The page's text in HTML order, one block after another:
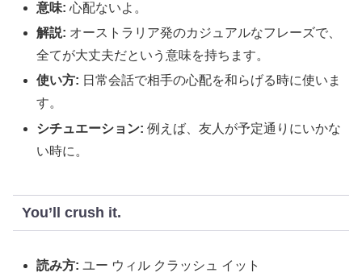
意味: 心配ないよ。
解説: オーストラリア発のカジュアルなフレーズで、
全てが大丈夫だという意味を持ちます。
使い方: 日常会話で相手の心配を和らげる時に使いま
す。
シチュエーション: 例えば、友人が予定通りにいかな
い時に。
You’ll crush it.
読み方: ユー ウィル クラッシュ イット